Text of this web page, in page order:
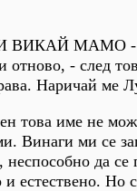
ВИКАЙ МАМО -
отново, - след
Наричай ме
това име не
Винаги ми се
неспособно да се
и естествено. Но